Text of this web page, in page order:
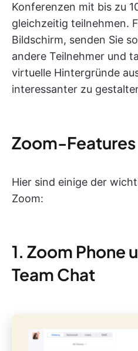
Konferenzen mit bis zu
gleichzeitig teilnehmen.
Bildschirm, senden Sie
andere Teilnehmer und
virtuelle Hintergründe
interessanter zu
Zoom-Features
Hier sind einige der
Zoom:
1. Zoom Phone
Team Chat